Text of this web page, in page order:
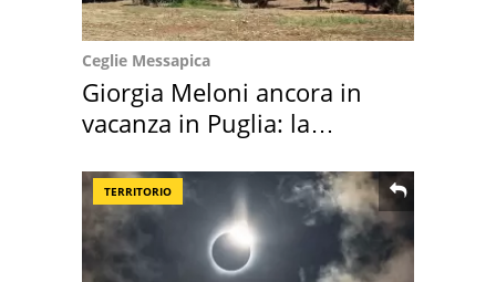
Ceglie Messapica
Giorgia Meloni ancora in
vacanza in Puglia: la
TERRITORIO